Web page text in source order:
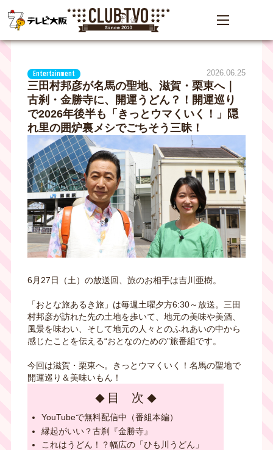
Entertainment 2026.06.25
三田村邦彦が名馬の聖地、滋賀・栗東へ｜
古刹・金勝寺に、開運うどん？！開運巡り
で2026年後半も「きっとウマくいく！」隠
れ里の囲炉裏メシでごちそう三昧！
6月27日（土）の放送回、旅のお相手は吉川亜樹。
「おとな旅あるき旅」は毎週土曜夕方6:30～放送。三田
村邦彦が訪れた先の土地を歩いて、地元の美味や美酒、
風景を味わい、そして地元の人々とのふれあいの中から
感じたことを伝える“おとなのための”旅番組です。
今回は滋賀・栗東へ。きっとウマくいく！名馬の聖地で
開運巡り＆美味いもん！
目 次
YouTubeで無料配信中（番組本編）
縁起がいい？古刹『金勝寺』
これはうどん！？幅広の「ひも川うどん」